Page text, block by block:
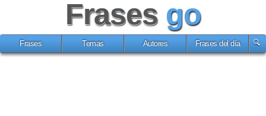
Frases go
Frases Temas Autores Frases del día